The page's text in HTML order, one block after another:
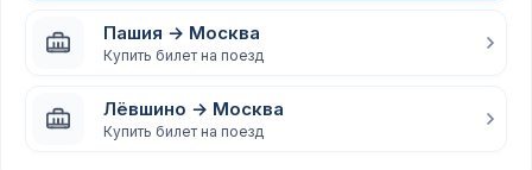
Пашия → Москва
Купить билет на поезд
Лёвшино → Москва
Купить билет на поезд